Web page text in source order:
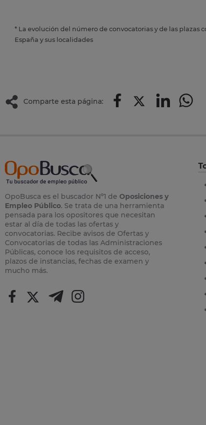
* La evolución del número de convocatorias y de las plazas
España y sus localidades
Comparte esta página:
OpoBusca es el buscador Nº1 de Oposiciones y
Empleo Público. Se trata de una herramienta
pensada para los opositores que necesitan
estar al día de todas las ofertas y
convocatorias. Recibe avisos de Ofertas y
Convocatorias de todas las Administraciones
Públicas, conoce los requisitos de acceso,
plazos de instancias, fechas de examen y
mucho más.